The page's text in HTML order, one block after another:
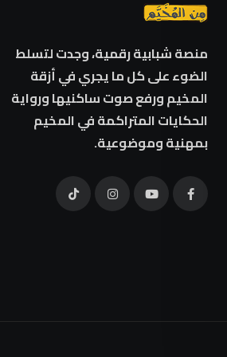
منصة شبابية رقمية، وجدت لتسلط
الضوء على كل ما يجري في أزقة
المخيم ورفع صوت ساكنيها ورواية
الحكايات المتراكمة في المخيم
بمهنية وموضوعية.